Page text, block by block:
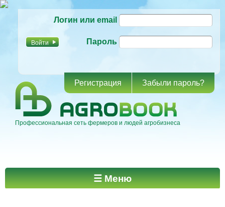
основному
Логин или email
Пароль
Регистрация Забыли пароль?
Профессиональная сеть фермеров и людей агробизнеса
Главное меню ☰ Меню